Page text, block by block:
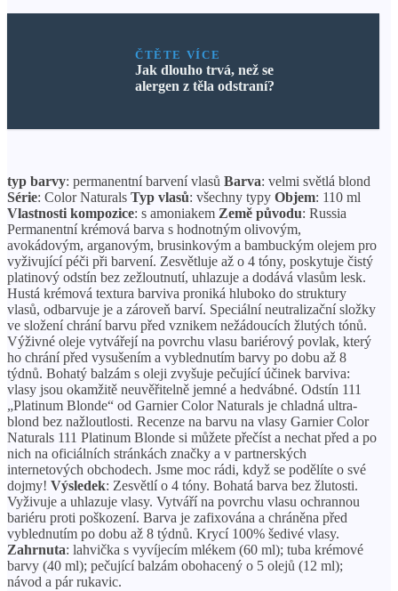
ČTĚTE VÍCE
Jak dlouho trvá, než se
alergen z těla odstraní?
typ barvy: permanentní barvení vlasů Barva: velmi světlá blond
Série: Color Naturals Typ vlasů: všechny typy Objem: 110 ml
Vlastnosti kompozice: s amoniakem Země původu: Russia
Permanentní krémová barva s hodnotným olivovým,
avokádovým, arganovým, brusinkovým a bambuckým olejem pro
vyživující péči při barvení. Zesvětluje až o 4 tóny, poskytuje čistý
platinový odstín bez zežloutnutí, uhlazuje a dodává vlasům lesk.
Hustá krémová textura barviva proniká hluboko do struktury
vlasů, odbarvuje je a zároveň barví. Speciální neutralizační složky
ve složení chrání barvu před vznikem nežádoucích žlutých tónů.
Výživné oleje vytvářejí na povrchu vlasu bariérový povlak, který
ho chrání před vysušením a vyblednutím barvy po dobu až 8
týdnů. Bohatý balzám s oleji zvyšuje pečující účinek barviva:
vlasy jsou okamžitě neuvěřitelně jemné a hedvábné. Odstín 111
„Platinum Blonde“ od Garnier Color Naturals je chladná ultra-
blond bez nažloutlosti. Recenze na barvu na vlasy Garnier Color
Naturals 111 Platinum Blonde si můžete přečíst a nechat před a po
nich na oficiálních stránkách značky a v partnerských
internetových obchodech. Jsme moc rádi, když se podělíte o své
dojmy! Výsledek: Zesvětlí o 4 tóny. Bohatá barva bez žlutosti.
Vyživuje a uhlazuje vlasy. Vytváří na povrchu vlasu ochrannou
bariéru proti poškození. Barva je zafixována a chráněna před
vyblednutím po dobu až 8 týdnů. Krycí 100% šedivé vlasy.
Zahrnuta: lahvička s vyvíjecím mlékem (60 ml); tuba krémové
barvy (40 ml); pečující balzám obohacený o 5 olejů (12 ml);
návod a pár rukavic.